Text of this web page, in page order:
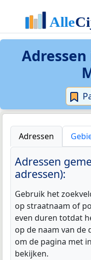
Adressen
Adressen
Adressen
adressen):
Gebruik het
op straatnaam of
even duren totdat
op de naam van
om de pagina met
bekijken.